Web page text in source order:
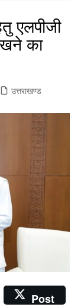
एलपीजी
का
उत्तराखण्ड
Post